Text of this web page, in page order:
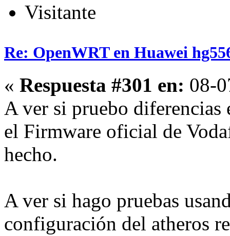
Visitante
Re: OpenWRT en Huawei
« Respuesta #301 en: 08-
A ver si pruebo
el Firmware oficial de
hecho.
A ver si hago pruebas
configuración del atheros